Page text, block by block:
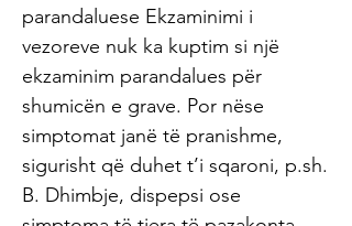
parandaluese Ekzaminimi i
vezoreve nuk ka kuptim si një
ekzaminim parandalues ​​për
shumicën e grave. Por nëse
simptomat janë të pranishme,
sigurisht që duhet t’i sqaroni, p.sh.
B. Dhimbje, dispepsi ose